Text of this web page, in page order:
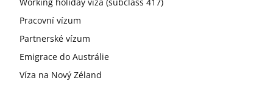
Pracovní vízum
Partnerské vízum
Emigrace do Austrálie
Víza na Nový Zéland